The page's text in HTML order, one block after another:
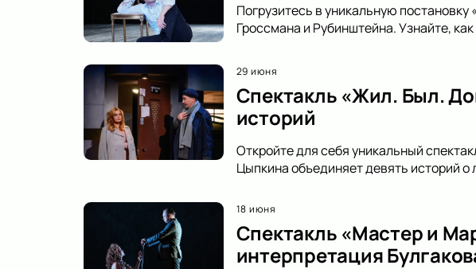
Погрузитесь в уникальную
Гроссмана и Рубинштейна. Узнайте,
29 июня
Спектакль «Жил. Был.
историй
Откройте для себя уникальный
Цыпкина объединяет девять историй
18 июня
Спектакль «Мастер и
интерпретация